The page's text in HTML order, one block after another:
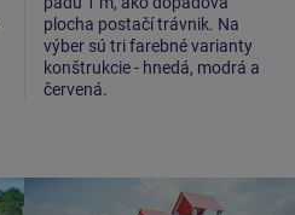
plocha postačí trávnik. Na
výber sú tri farebné varianty
konštrukcie - hnedá, modrá a
červená.